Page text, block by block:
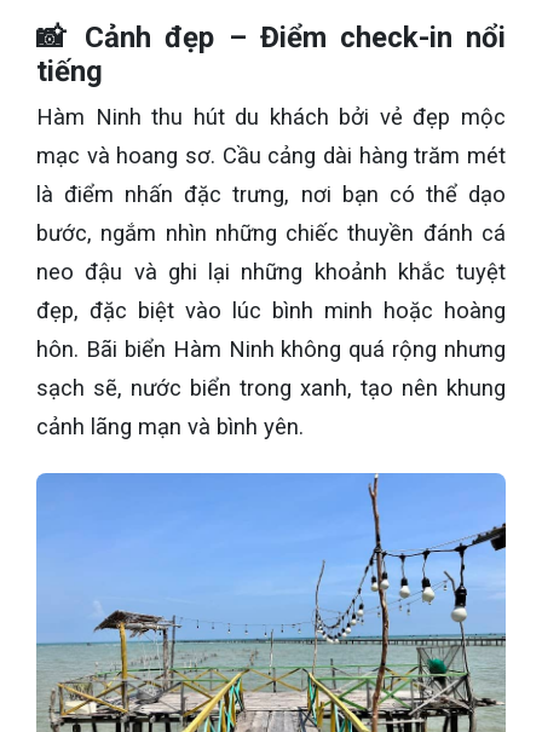
📸 Cảnh đẹp – Điểm check-in nổi
tiếng
Hàm Ninh thu hút du khách bởi vẻ đẹp mộc
mạc và hoang sơ. Cầu cảng dài hàng trăm mét
là điểm nhấn đặc trưng, nơi bạn có thể dạo
bước, ngắm nhìn những chiếc thuyền đánh cá
neo đậu và ghi lại những khoảnh khắc tuyệt
đẹp, đặc biệt vào lúc bình minh hoặc hoàng
hôn. Bãi biển Hàm Ninh không quá rộng nhưng
sạch sẽ, nước biển trong xanh, tạo nên khung
cảnh lãng mạn và bình yên.